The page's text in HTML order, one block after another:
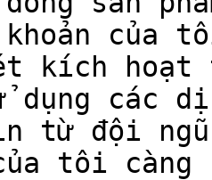
của
kích
các
từ đội
tôi càng